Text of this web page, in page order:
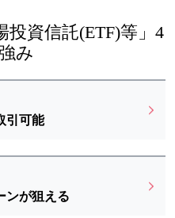
資信託(ETF)等」4
み
引可能
ンが狙える